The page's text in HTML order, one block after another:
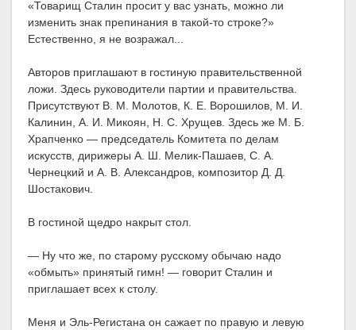
«Товарищ Сталин просит у вас узнать, можно ли
изменить знак препинания в такой-то строке?»
Естественно, я не возражал...
Авторов приглашают в гостиную правительственной
ложи. Здесь руководители партии и правительства.
Присутствуют В. М. Молотов, К. Е. Ворошилов, М. И.
Калинин, А. И. Микоян, Н. С. Хрущев. Здесь же М. Б.
Храпченко — председатель Комитета по делам
искусств, дирижеры А. Ш. Мелик-Пашаев, С. А.
Чернецкий и А. В. Александров, композитор Д. Д.
Шостакович.
В гостиной щедро накрыт стол.
— Ну что же, по старому русскому обычаю надо
«обмыть» принятый гимн! — говорит Сталин и
приглашает всех к столу.
Меня и Эль-Регистана он сажает по правую и левую